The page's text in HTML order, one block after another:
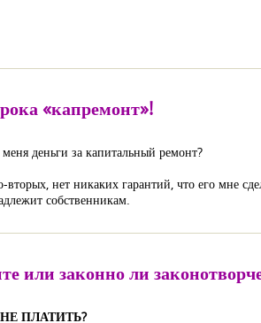
«капремонт»!
деньги за капитальный ремонт?
вторых, нет никаких гарантий, что его мне
собственникам.
или законно ли
ПЛАТИТЬ?